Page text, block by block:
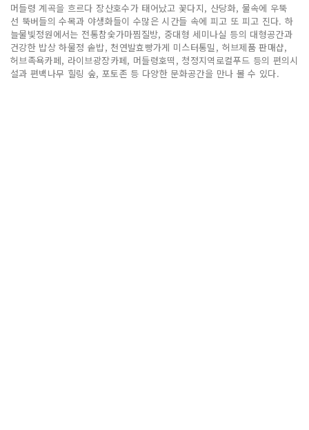
머들령 계곡을 흐르다 장산호수가 태어났고 꽃다지, 산당화, 물속에 우뚝
선 뚝버들의 수목과 야생화들이 수많은 시간들 속에 피고 또 피고 진다. 하
늘물빛정원에서는 전통참숯가마찜질방, 중대형 세미나실 등의 대형공간과
건강한 밥상 하물정 솥밥, 천연발효빵가게 미스터통밀, 허브제품 판매샵,
허브족욕카페, 라이브광장카페, 머들령호떡, 청정지역로컬푸드 등의 편의시
설과 편백나무 힐링 숲, 포토존 등 다양한 문화공간을 만나 볼 수 있다.